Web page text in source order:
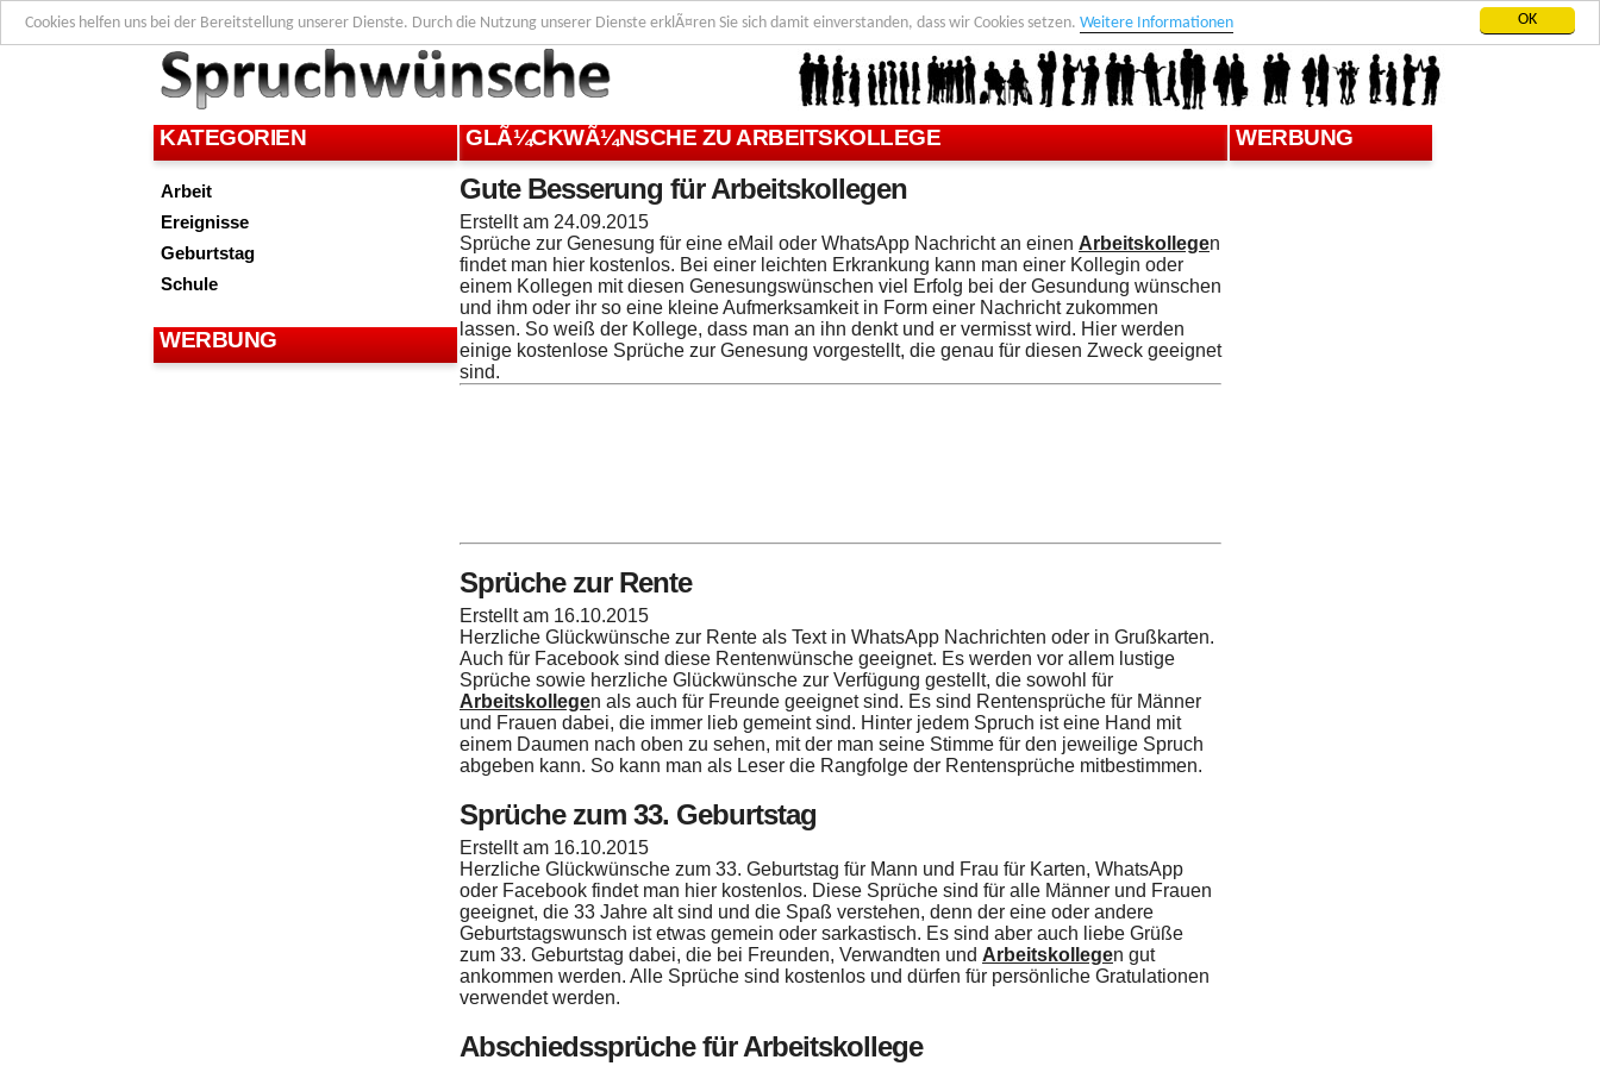
OK
Cookies helfen uns bei der Bereitstellung unserer Dienste. Durch die Nutzung unserer Dienste erklÃ¤ren Sie sich damit einverstanden, dass wir Cookies setzen. Weitere Informationen
KATEGORIEN
Arbeit
Ereignisse
Geburtstag
Schule
WERBUNG
GLÃ¼CKWÃ¼NSCHE ZU ARBEITSKOLLEGE
Gute Besserung für Arbeitskollegen
Erstellt am 24.09.2015
Sprüche zur Genesung für eine eMail oder WhatsApp Nachricht an einen Arbeitskollegen
findet man hier kostenlos. Bei einer leichten Erkrankung kann man einer Kollegin oder
einem Kollegen mit diesen Genesungswünschen viel Erfolg bei der Gesundung wünschen
und ihm oder ihr so eine kleine Aufmerksamkeit in Form einer Nachricht zukommen
lassen. So weiß der Kollege, dass man an ihn denkt und er vermisst wird. Hier werden
einige kostenlose Sprüche zur Genesung vorgestellt, die genau für diesen Zweck geeignet
sind.
Sprüche zur Rente
Erstellt am 16.10.2015
Herzliche Glückwünsche zur Rente als Text in WhatsApp Nachrichten oder in Grußkarten.
Auch für Facebook sind diese Rentenwünsche geeignet. Es werden vor allem lustige
Sprüche sowie herzliche Glückwünsche zur Verfügung gestellt, die sowohl für
Arbeitskollegen als auch für Freunde geeignet sind. Es sind Rentensprüche für Männer
und Frauen dabei, die immer lieb gemeint sind. Hinter jedem Spruch ist eine Hand mit
einem Daumen nach oben zu sehen, mit der man seine Stimme für den jeweilige Spruch
abgeben kann. So kann man als Leser die Rangfolge der Rentensprüche mitbestimmen.
Sprüche zum 33. Geburtstag
Erstellt am 16.10.2015
Herzliche Glückwünsche zum 33. Geburtstag für Mann und Frau für Karten, WhatsApp
oder Facebook findet man hier kostenlos. Diese Sprüche sind für alle Männer und Frauen
geeignet, die 33 Jahre alt sind und die Spaß verstehen, denn der eine oder andere
Geburtstagswunsch ist etwas gemein oder sarkastisch. Es sind aber auch liebe Grüße
zum 33. Geburtstag dabei, die bei Freunden, Verwandten und Arbeitskollegen gut
ankommen werden. Alle Sprüche sind kostenlos und dürfen für persönliche Gratulationen
verwendet werden.
Abschiedssprüche für Arbeitskollege
WERBUNG